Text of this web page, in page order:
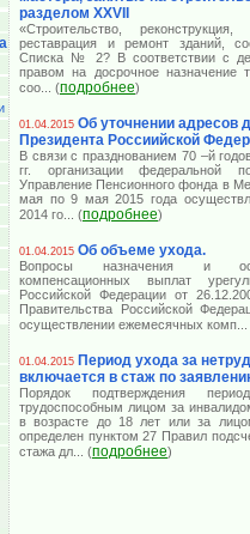
разделом XXVII
«Строительство, реконструкция,
реставрация и ремонт зданий,
Списка № 2? В соответствии с
правом на досрочное назначение
соо ... (подробнее)
01.04.2015 Об уточнении адресов
Президента Россиийской
В связи с празднованием 70 –й
гг. организации федеральной
Управление Пенсионного фонда в
мая по 9 мая 2015 года
2014 го ... (подробнее)
01.04.2015 Об объеме ухода.
Вопросы назначения и
компенсационных выплат
Российской Федерации от
Правительства Российской
осуществлении ежемесячных комп
01.04.2015 Период ухода за
включается в стаж по
Порядок подтверждения
трудоспособным лицом за
в возрасте до 18 лет или за
определен пунктом 27 Правил
стажа дл ... (подробнее)